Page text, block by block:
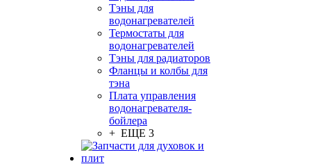
Тэны для
водонагревателей
Термостаты для
водонагревателей
Тэны для радиаторов
Фланцы и колбы для
тэна
Плата управления
водонагревателя-
бойлера
+ ЕЩЕ 3